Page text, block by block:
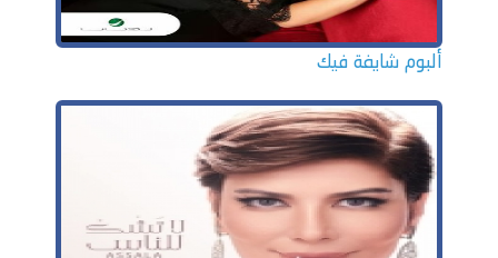
ألبوم شايفة فيك